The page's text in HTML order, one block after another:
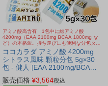
アミノ酸高含有 1包中に総アミノ酸
4200mg（EAA 2100mg BCAA 1800mg な
ど）の本格派。持ち運びにも便利な分包タイ
プの「アミノ酸」顆粒サプリ。シトラス風味
で飲みやすい。
ココカラダ アミノ酸 4200mg
シトラス風味 顆粒分包 5g×30
包 - 健人 [EAA 2100mg/BCAA
販売価格 ¥3,564税込